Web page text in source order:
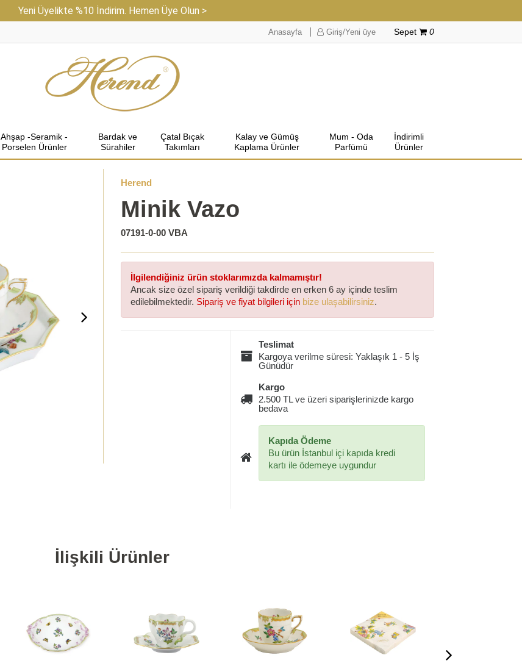
Yeni Üyelikte %10 İndirim. Hemen Üye Olun >
Anasayfa Giriş/Yeni üye Sepet 0
Ahşap -Seramik -
Porselen Ürünler
Bardak ve
Sürahiler
Çatal Bıçak
Takımları
Kalay ve Gümüş
Kaplama Ürünler
Mum - Oda
Parfümü
İndirimli
Ürünler
Herend
Minik Vazo
07191-0-00 VBA
İlgilendiğiniz ürün stoklarımızda kalmamıştır!
Ancak size özel sipariş verildiği takdirde en erken 6 ay içinde teslim
edilebilmektedir. Sipariş ve fiyat bilgileri için bize ulaşabilirsiniz.
Teslimat
Kargoya verilme süresi: Yaklaşık 1 - 5 İş
Günüdür
Kargo
2.500 TL ve üzeri siparişlerinizde kargo
bedava
Kapıda Ödeme
Bu ürün İstanbul içi kapıda kredi
kartı ile ödemeye uygundur
İlişkili Ürünler